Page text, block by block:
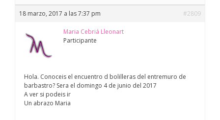
18 marzo, 2017 a las 7:37 pm #2809
Maria Cebriá Lleonart
Participante
Hola. Conoceis el encuentro d bolilleras del entremuro de
barbastro? Sera el domingo 4 de junio del 2017
A ver si podeis ir
Un abrazo Maria